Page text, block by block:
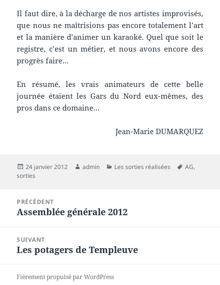
Il faut dire, à la décharge de nos artistes improvisés,
que nous ne maîtrisions pas encore totalement l’art
et la manière d’animer un karaoké. Quel que soit le
registre, c’est un métier, et nous avons encore des
progrès faire…
En résumé, les vrais animateurs de cette belle
journée étaient les Gars du Nord eux-mêmes, des
pros dans ce domaine…
Jean-Marie DUMARQUEZ
Publié
le
24 janvier 2012 Auteur
admin Catégories
Les sorties réalisées
Mots-
AG,
sorties
l’article
PRÉCÉDENT
Article
Assemblée générale 2012
SUIVANT
Article
Les potagers de Templeuve
Fièrement propulsé par WordPress